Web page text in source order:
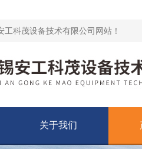
科茂设备技术有限公司网站！
关于我们